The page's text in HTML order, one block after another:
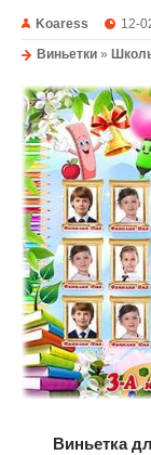
Koaress 12-
Виньетки »
Виньетка